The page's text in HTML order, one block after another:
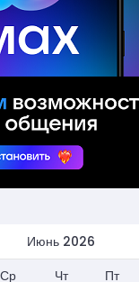
Июнь 2026
Ср Чт Пт